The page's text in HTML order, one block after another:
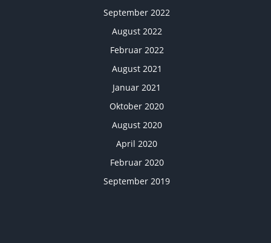
September 2022
August 2022
Februar 2022
August 2021
Januar 2021
Oktober 2020
August 2020
April 2020
Februar 2020
September 2019